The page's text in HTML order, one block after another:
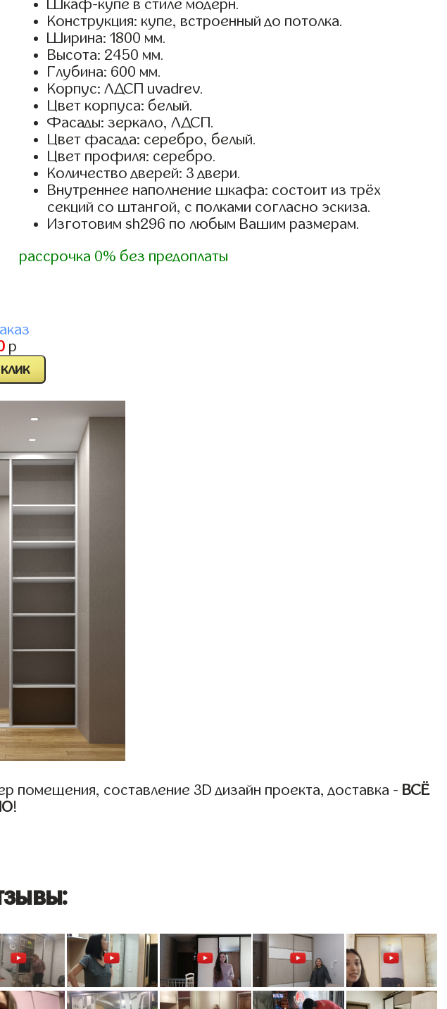
Шкаф-купе в стиле модерн.
Конструкция: купе, встроенный до потолка.
Ширина: 1800 мм.
Высота: 2450 мм.
Глубина: 600 мм.
Корпус: ЛДСП uvadrev.
Цвет корпуса: белый.
Фасады: зеркало, ЛДСП.
Цвет фасада: серебро, белый.
Цвет профиля: серебро.
Количество дверей: 3 двери.
Внутреннее наполнение шкафа: состоит из трёх
секций со штангой, с полками согласно эскиза.
Изготовим sh296 по любым Вашим размерам.
рассрочка 0% без предоплаты
р
помещения, составление 3D дизайн проекта, доставка - ВСЁ
!